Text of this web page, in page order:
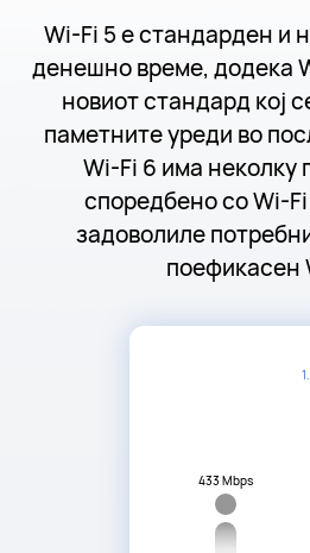
Wi-Fi 5 е стандарден и
денешно време, додека
новиот стандард кој
паметните уреди во
Wi-Fi 6 има неколку
споредбено со Wi-
задоволиле
поефикасен
433 Mbps